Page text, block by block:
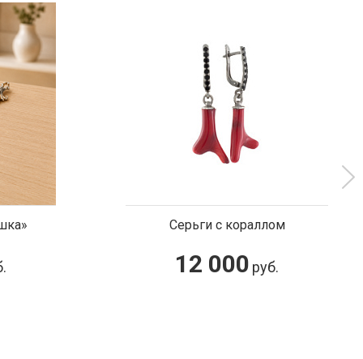
Подвеска золотая с
130 800